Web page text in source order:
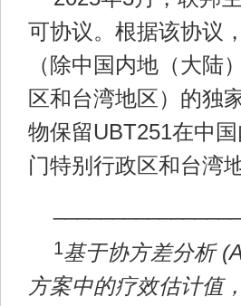
可协议。根据该协议
（除中国内地（大陆
区和台湾地区）的独
物保留UBT251在中
门特别行政区和台湾
1基于协方差分析
方案中的疗效估计值